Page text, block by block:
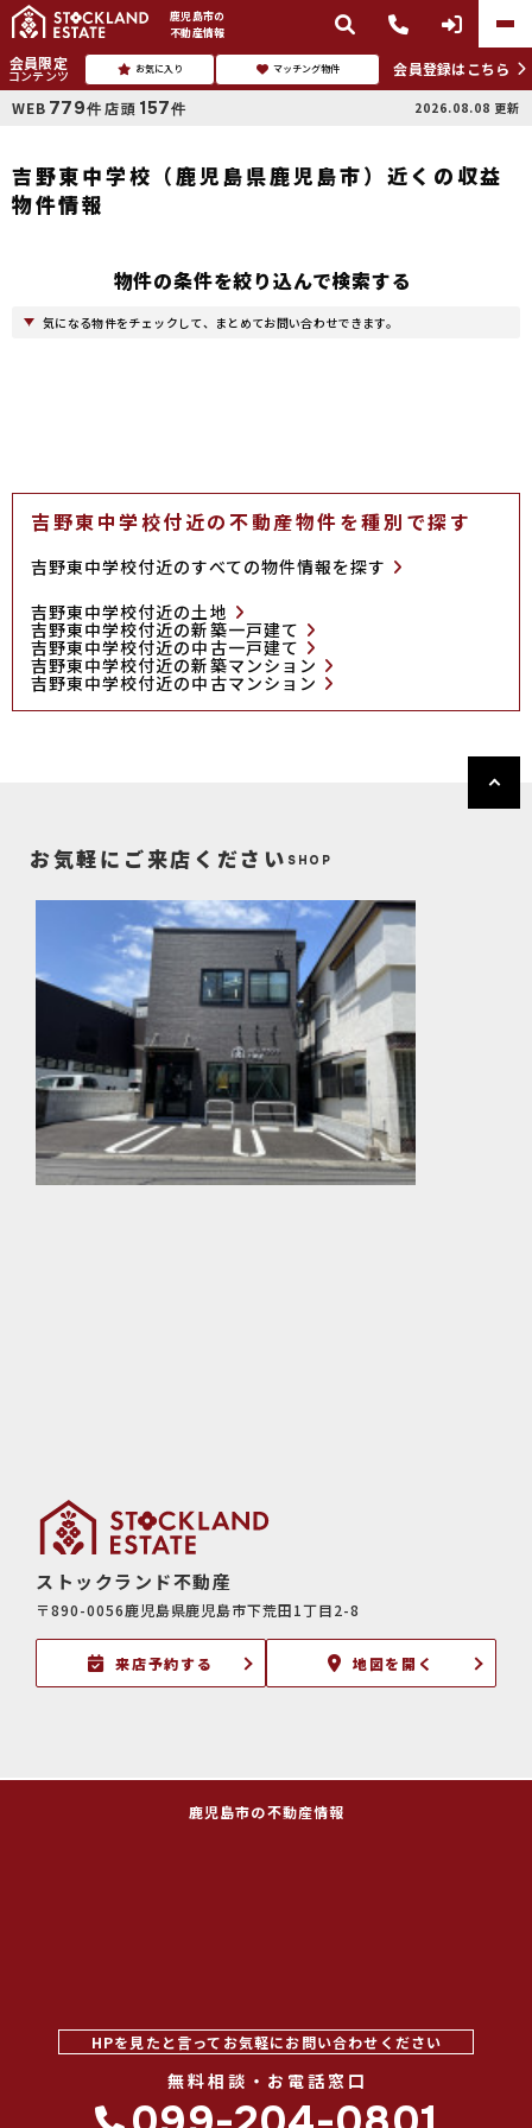
鹿児島市の
不動産情報
会員限定
コンテンツ お気に入り マッチング物件
会員登録はこちら
WEB 779件 店頭 157件 2026.08.08 更新
吉野東中学校（鹿児島県鹿児島市）近くの収益
物件情報
物件の条件を絞り込んで検索する
気になる物件をチェックして、まとめてお問い合わせできます。
吉野東中学校付近の不動産物件を種別で探す
吉野東中学校付近のすべての物件情報を探す
吉野東中学校付近の土地
吉野東中学校付近の新築一戸建て
吉野東中学校付近の中古一戸建て
吉野東中学校付近の新築マンション
吉野東中学校付近の中古マンション
お気軽にご来店ください SHOP
ストックランド不動産
〒890-0056鹿児島県鹿児島市下荒田1丁目2-8
来店予約する 地図を開く
鹿児島市の不動産情報
HPを見たと言ってお気軽にお問い合わせください
無料相談・お電話窓口